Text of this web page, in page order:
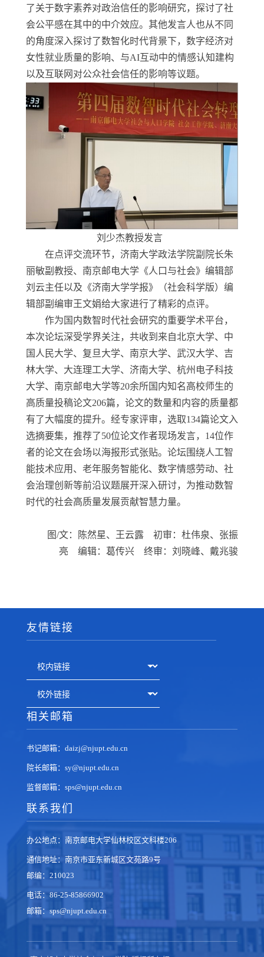
了关于数字素养对政治信任的影响研究，探讨了社
会公平感在其中的中介效应。其他发言人也从不同
的角度深入探讨了数智化时代背景下，数字经济对
女性就业质量的影响、与AI互动中的情感认知建构
以及互联网对公众社会信任的影响等议题。
刘少杰教授发言
在点评交流环节，济南大学政法学院副院长朱
丽敏副教授、南京邮电大学《人口与社会》编辑部
刘云主任以及《济南大学学报》（社会科学版）编
辑部副编审王文娟给大家进行了精彩的点评。
作为国内数智时代社会研究的重要学术平台，
本次论坛深受学界关注，共收到来自北京大学、中
国人民大学、复旦大学、南京大学、武汉大学、吉
林大学、大连理工大学、济南大学、杭州电子科技
大学、南京邮电大学等20余所国内知名高校师生的
高质量投稿论文206篇，论文的数量和内容的质量都
有了大幅度的提升。经专家评审，选取134篇论文入
选摘要集，推荐了50位论文作者现场发言， 14位作
者的论文在会场以海报形式张贴。论坛围绕人工智
能技术应用、老年服务智能化、数字情感劳动、社
会治理创新等前沿议题展开深入研讨，为推动数智
时代的社会高质量发展贡献智慧力量。
图/文：陈然星、王云露 初审 ：杜伟泉、张振
亮 编辑：葛传兴 终审：刘晓峰、戴兆骏
友情链接
相关邮箱
书记邮箱：daizj@njupt.edu.cn
院长邮箱：sy@njupt.edu.cn
监督邮箱：sps@njupt.edu.cn
联系我们
办公地点：南京邮电大学仙林校区文科楼206
通信地址：南京市亚东新城区文苑路9号
邮编：210023
电话：86-25-85866902
邮箱：sps@njupt.edu.cn